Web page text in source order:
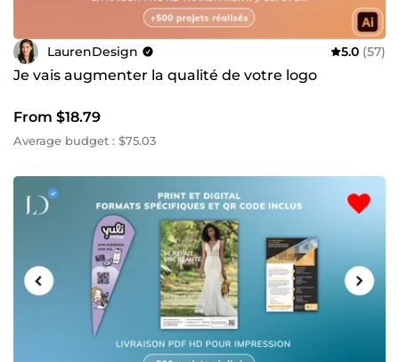
LaurenDesign 5.0 (57)
Je vais augmenter la qualité de votre logo
From $18.79
Average budget : $75.03